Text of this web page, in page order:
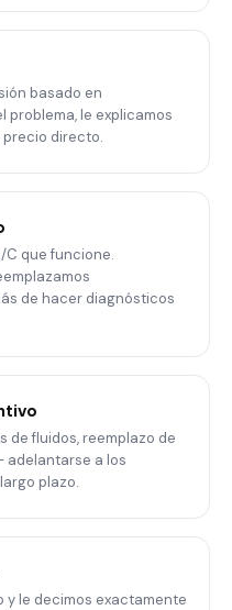
basado en
problema, le explicamos
precio directo.
C que funcione.
de hacer diagnósticos
de fluidos, reemplazo de
adelantarse a los
plazo.
y le decimos exactamente